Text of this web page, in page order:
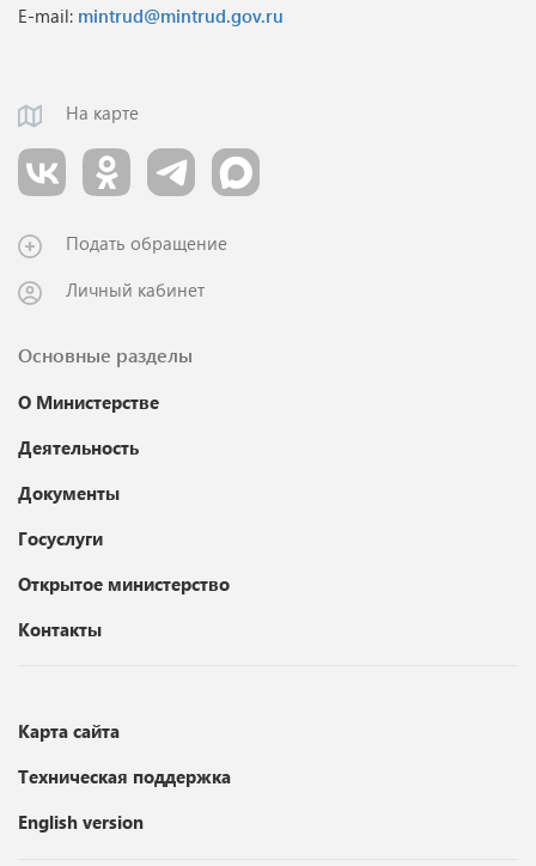
E-mail: mintrud@mintrud.gov.ru
На карте
Подать обращение
Личный кабинет
Основные разделы
О Министерстве
Деятельность
Документы
Госуслуги
Открытое министерство
Контакты
Карта сайта
Техническая поддержка
English version